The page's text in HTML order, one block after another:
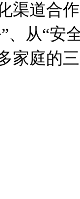
渠道合
、从“安
家庭的